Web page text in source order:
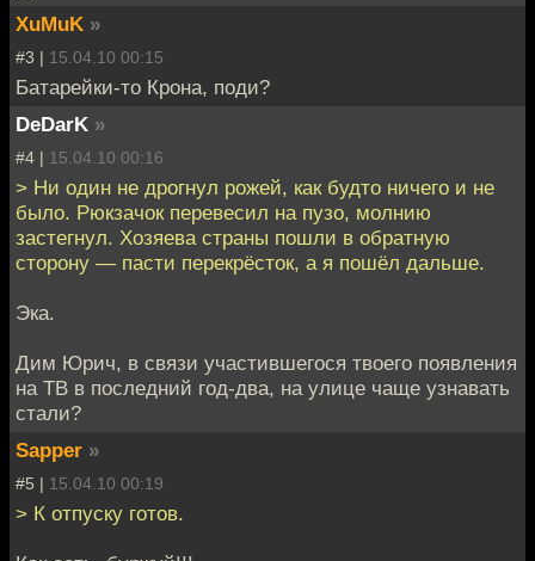
XuMuK »
#3 | 15.04.10 00:15
Батарейки-то Крона, поди?
DeDarK »
#4 | 15.04.10 00:16
> Ни один не дрогнул рожей, как будто ничего и не
было. Рюкзачок перевесил на пузо, молнию
застегнул. Хозяева страны пошли в обратную
сторону — пасти перекрёсток, а я пошёл дальше.
Эка.
Дим Юрич, в связи участившегося твоего появления
на ТВ в последний год-два, на улице чаще узнавать
стали?
Sapper »
#5 | 15.04.10 00:19
> К отпуску готов.